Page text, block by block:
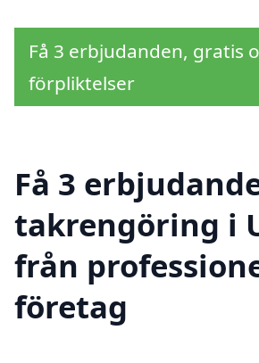
Få 3 erbjudanden, gratis
förpliktelser
Få 3
takrengöring i
från
företag